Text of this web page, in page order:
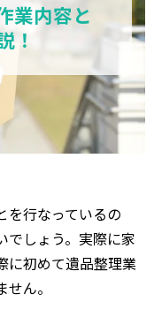
業内容と
！
を行なっているの
でしょう。実際に家
に初めて遺品整理業
ん。